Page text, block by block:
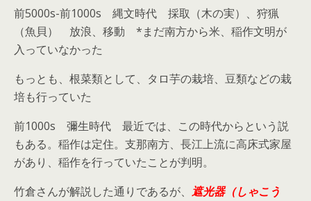
前5000s-前1000s 縄文時代 採取（木の実）、狩猟
（魚貝） 放浪、移動 *まだ南方から米、稲作文明が
入っていなかった
もっとも、根菜類として、タロ芋の栽培、豆類などの栽
培も行っていた
前1000s 彌生時代 最近では、この時代からという説
もある。稲作は定住。支那南方、長江上流に高床式家屋
があり、稲作を行っていたことが判明。
竹倉さんが解説した通りであるが、 遮光器（しゃこう